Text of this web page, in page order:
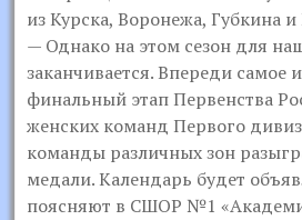
из Курска, Воронежа, Губкина и
— Однако на этом сезон для
заканчивается. Впереди самое
финальный этап Первенства
женских команд Первого
команды различных зон
медали. Календарь будет
поясняют в СШОР №1